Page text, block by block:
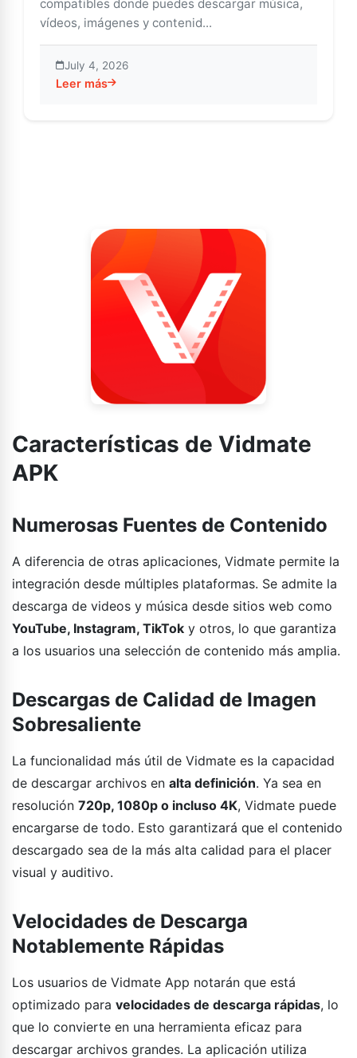
compatibles donde puedes descargar música,
vídeos, imágenes y contenid...
July 4, 2026
Leer más
about Descubre la experiencia multimedia definitiva
Características de Vidmate
APK
Numerosas Fuentes de Contenido
A diferencia de otras aplicaciones, Vidmate permite la
integración desde múltiples plataformas. Se admite la
descarga de videos y música desde sitios web como
YouTube, Instagram, TikTok y otros, lo que garantiza
a los usuarios una selección de contenido más amplia.
Descargas de Calidad de Imagen
Sobresaliente
La funcionalidad más útil de Vidmate es la capacidad
de descargar archivos en alta definición. Ya sea en
resolución 720p, 1080p o incluso 4K, Vidmate puede
encargarse de todo. Esto garantizará que el contenido
descargado sea de la más alta calidad para el placer
visual y auditivo.
Velocidades de Descarga
Notablemente Rápidas
Los usuarios de Vidmate App notarán que está
optimizado para velocidades de descarga rápidas, lo
que lo convierte en una herramienta eficaz para
descargar archivos grandes. La aplicación utiliza